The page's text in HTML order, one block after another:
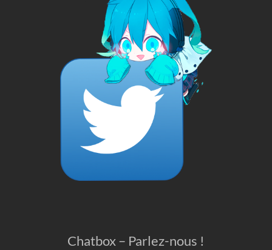
Chatbox – Parlez-nous !